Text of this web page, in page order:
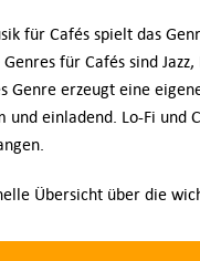
für Cafés spielt das
für Cafés sind
Genre erzeugt eine
einladend. Lo-Fi und
Übersicht über die